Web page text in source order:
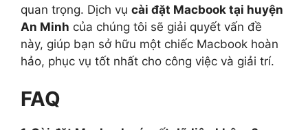
quan trọng. Dịch vụ cài đặt Macbook tại huyện
An Minh của chúng tôi sẽ giải quyết vấn đề
này, giúp bạn sở hữu một chiếc Macbook hoàn
hảo, phục vụ tốt nhất cho công việc và giải trí.
FAQ